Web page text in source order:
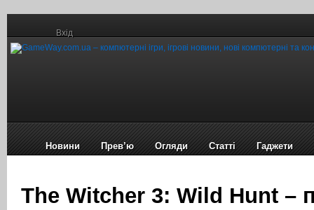
Вхід
Новини Прев’ю Огляди Статті Гаджети
The Witcher 3: Wild Hunt –